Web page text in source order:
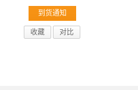
到货通知
收藏 对比